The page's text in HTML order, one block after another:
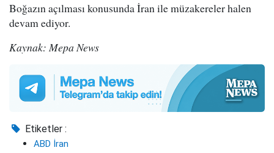
Boğazın açılması konusunda İran ile müzakereler halen
devam ediyor.
Kaynak: Mepa News
Etiketler :
ABD İran